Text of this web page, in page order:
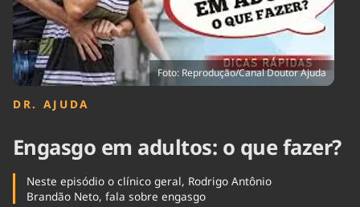
Foto: Reprodução/Canal Doutor Ajuda
DR. AJUDA
Engasgo em adultos: o que fazer?
Neste episódio o clínico geral, Rodrigo Antônio
Brandão Neto, fala sobre engasgo